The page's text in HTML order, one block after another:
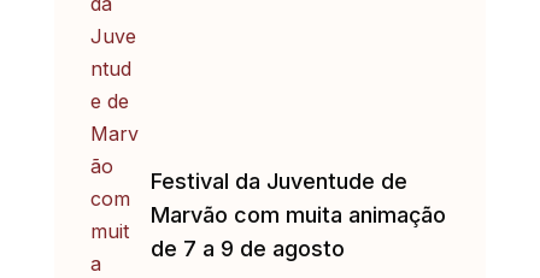
Festival da Juventude de
Marvão com muita animação
de 7 a 9 de agosto